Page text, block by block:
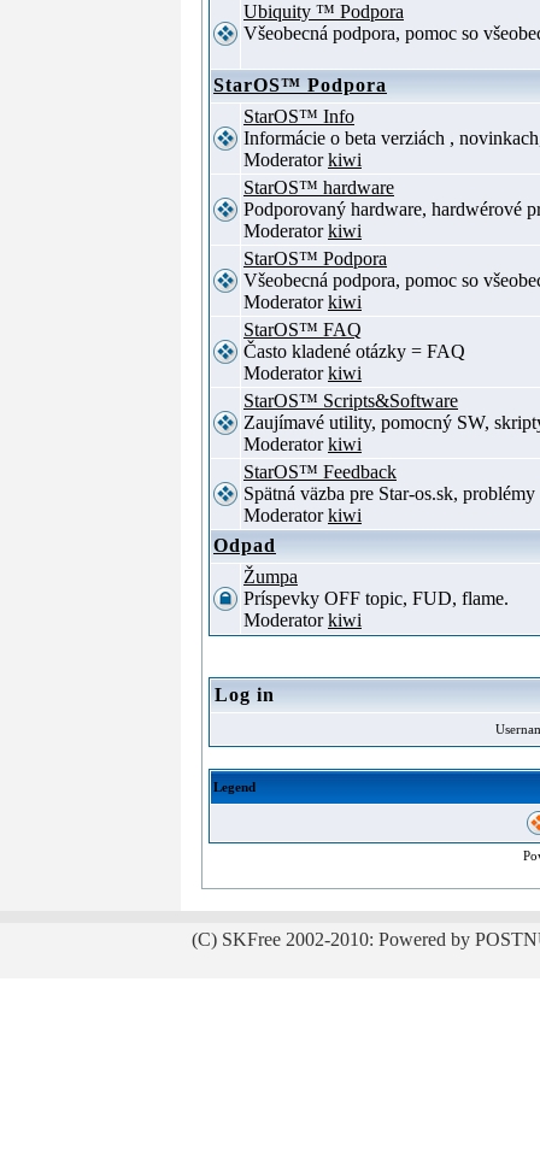
Ubiquity ™ Podpora
Všeobecná podpora, pomoc so
StarOS™ Podpora
StarOS™ Info
Informácie o beta verziách ,
Moderatorkiwi
StarOS™ hardware
Podporovaný hardware, hardwérové
Moderatorkiwi
StarOS™ Podpora
Všeobecná podpora, pomoc so
Moderatorkiwi
StarOS™ FAQ
Často kladené otázky = FAQ
Moderatorkiwi
StarOS™ Scripts&Software
Zaujímavé utility, pomocný SW,
Moderatorkiwi
StarOS™ Feedback
Spätná väzba pre Star-os.sk,
Moderatorkiwi
Odpad
Žumpa
Príspevky OFF topic, FUD, flame.
Moderatorkiwi
Log in
Legend
(C) SKFree 2002-2010: Powered by